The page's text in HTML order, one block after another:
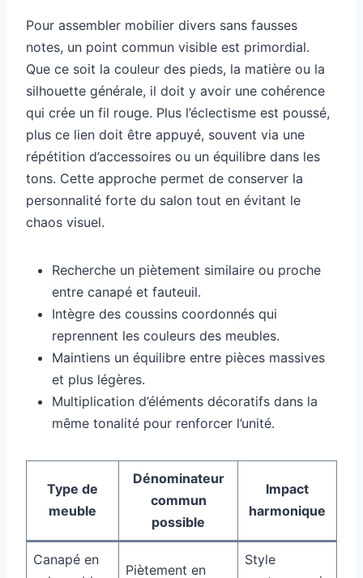
Pour assembler mobilier divers sans fausses
notes, un point commun visible est primordial.
Que ce soit la couleur des pieds, la matière ou la
silhouette générale, il doit y avoir une cohérence
qui crée un fil rouge. Plus l’éclectisme est poussé,
plus ce lien doit être appuyé, souvent via une
répétition d’accessoires ou un équilibre dans les
tons. Cette approche permet de conserver la
personnalité forte du salon tout en évitant le
chaos visuel.
Recherche un piètement similaire ou proche
entre canapé et fauteuil.
Intègre des coussins coordonnés qui
reprennent les couleurs des meubles.
Maintiens un équilibre entre pièces massives
et plus légères.
Multiplication d’éléments décoratifs dans la
même tonalité pour renforcer l’unité.
Type de
meuble
Dénominateur
commun
possible
Impact
harmonique
Canapé en
Piètement en
Style